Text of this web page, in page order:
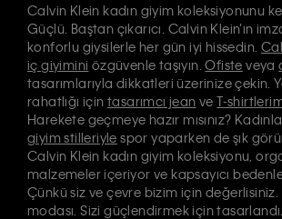
Calvin Klein kadın giyim koleksiyonunu
Güçlü. Baştan çıkarıcı. Calvin Klein’ın
konforlu giysilerle her gün iyi hissedin.
iç giyimini özgüvenle taşıyın.Ofiste veya
tasarımlarıyla dikkatleri üzerinize çekin.
rahatlığı içintasarımcı jean veT-
Harekete geçmeye hazır mısınız?
giyim stilleriyle spor yaparken de şık
Calvin Klein kadın giyim koleksiyonu,
malzemeler içeriyor ve kapsayıcı
Çünkü siz ve çevre bizim için değerlisiniz.
modası. Sizi güçlendirmek için tasarlandı.